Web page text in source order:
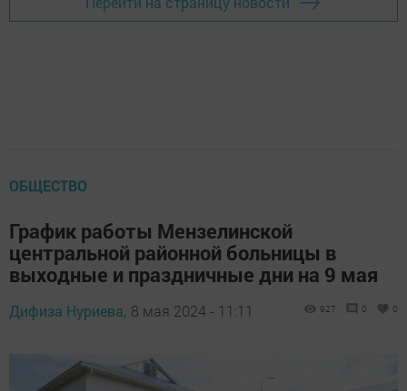
ОБЩЕСТВО
График работы Мензелинской
центральной районной больницы в
выходные и праздничные дни на 9 мая
Дифиза Нуриева, 8 мая 2024 - 11:11 927 0 0